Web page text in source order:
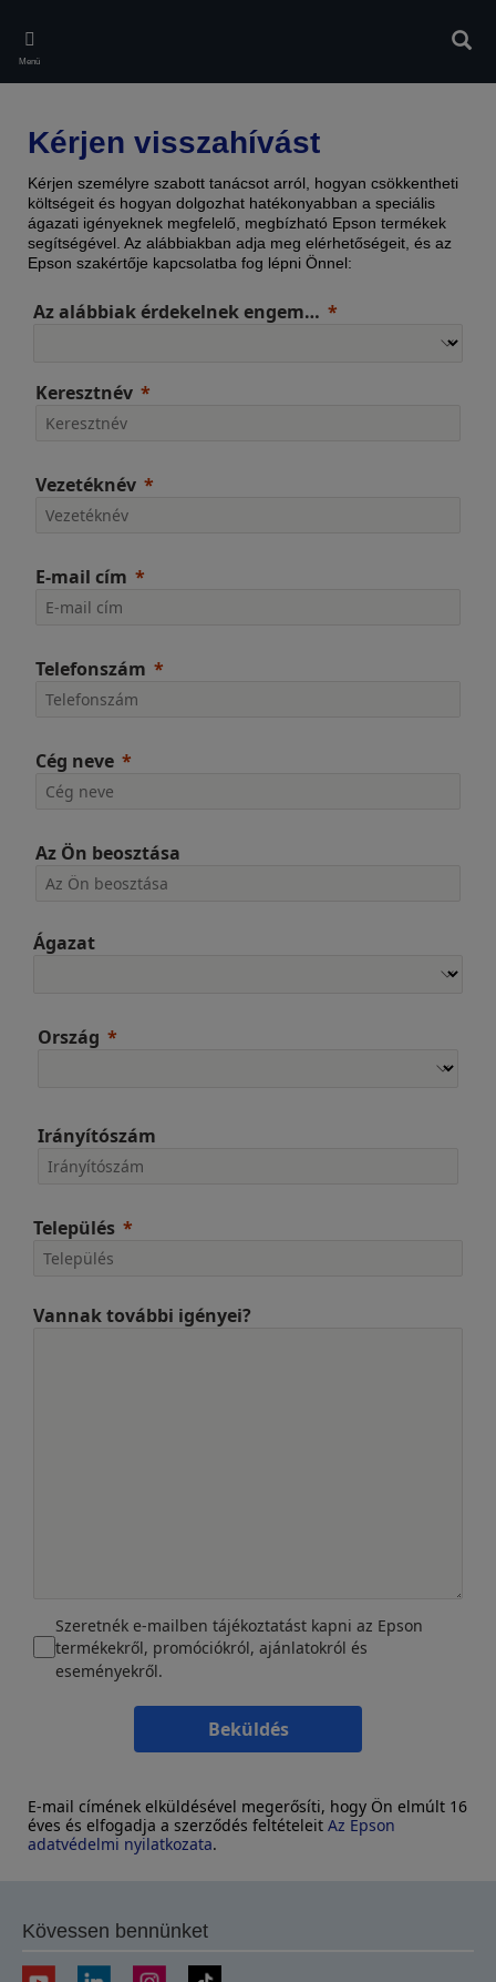
main
content
Menü
Kérjen visszahívást
Kérjen személyre szabott tanácsot arról, hogyan csökkentheti
költségeit és hogyan dolgozhat hatékonyabban a speciális
ágazati igényeknek megfelelő, megbízható Epson termékek
segítségével. Az alábbiakban adja meg elérhetőségeit, és az
Epson szakértője kapcsolatba fog lépni Önnel:
Az alábbiak érdekelnek engem…
Keresztnév
Vezetéknév
E-mail cím
Telefonszám
Cég neve
Az Ön beosztása
Ágazat
Ország
Irányítószám
Település
Vannak további igényei?
Szeretnék e-mailben tájékoztatást kapni az Epson
termékekről, promóciókról, ajánlatokról és
eseményekről.
Beküldés
E-mail címének elküldésével megerősíti, hogy Ön elmúlt 16
éves és elfogadja a szerződés feltételeit Az Epson
adatvédelmi nyilatkozata.
Kövessen bennünket